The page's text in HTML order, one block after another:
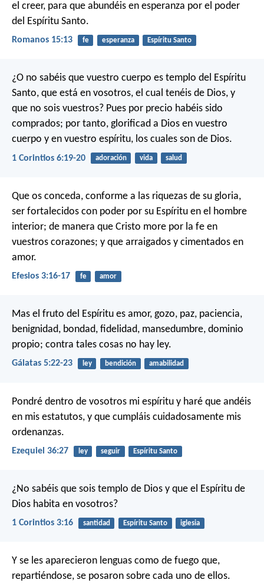
el creer, para que abundéis en esperanza por el poder
del Espíritu Santo.
Romanos 15:13 fe esperanza Espíritu Santo
¿O no sabéis que vuestro cuerpo es templo del Espíritu
Santo, que está en vosotros, el cual tenéis de Dios, y
que no sois vuestros? Pues por precio habéis sido
comprados; por tanto, glorificad a Dios en vuestro
cuerpo y en vuestro espíritu, los cuales son de Dios.
1 Corintios 6:19-20 adoración vida salud
Que os conceda, conforme a las riquezas de su gloria,
ser fortalecidos con poder por su Espíritu en el hombre
interior; de manera que Cristo more por la fe en
vuestros corazones; y que arraigados y cimentados en
amor.
Efesios 3:16-17 fe amor
Mas el fruto del Espíritu es amor, gozo, paz, paciencia,
benignidad, bondad, fidelidad, mansedumbre, dominio
propio; contra tales cosas no hay ley.
Gálatas 5:22-23 ley bendición amabilidad
Pondré dentro de vosotros mi espíritu y haré que andéis
en mis estatutos, y que cumpláis cuidadosamente mis
ordenanzas.
Ezequiel 36:27 ley seguir Espíritu Santo
¿No sabéis que sois templo de Dios y que el Espíritu de
Dios habita en vosotros?
1 Corintios 3:16 santidad Espíritu Santo iglesia
Y se les aparecieron lenguas como de fuego que,
repartiéndose, se posaron sobre cada uno de ellos.